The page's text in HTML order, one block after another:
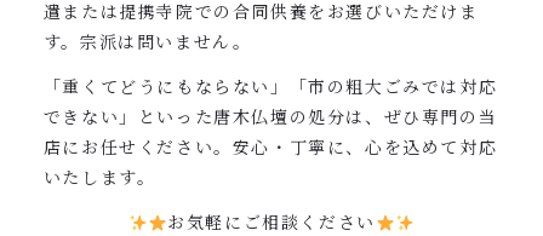
遣または提携寺院での合同供養をお選びいただけま
す。宗派は問いません。
「重くてどうにもならない」「市の粗大ごみでは対応
できない」といった唐木仏壇の処分は、ぜひ専門の当
店にお任せください。安心・丁寧に、心を込めて対応
いたします。
お気軽にご相談ください